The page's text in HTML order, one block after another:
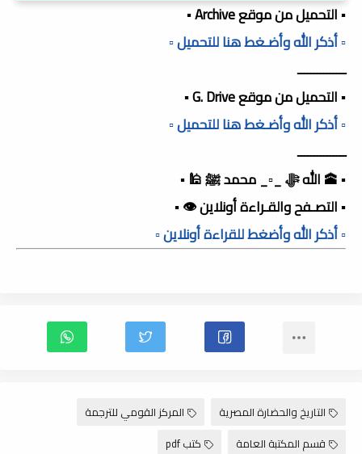
▪️ التحميل من موقع Archive ▪️
▫️ أذكر الله وأضـغط هنا للتحميل ▫️
ـــــــــــــــ
▪️ التحميل من موقع G. Drive ▪️
▫️ أذكر الله وأضـغط هنا للتحميل ▫️
ـــــــــــــــ
▪️ 🕋 الله ﷻ _▫️_ محمد ﷺ 🕌 ▪️
▪️ التصـفح والقـراءة أونلاين 👁️ ▪️
▫️ أذكر الله وأضغط للقراءة أونلاين ▫️
التاريخ والحضارة المصرية
المركز القومي للترجمة
قسم المكتبة العامة
كتب pdf